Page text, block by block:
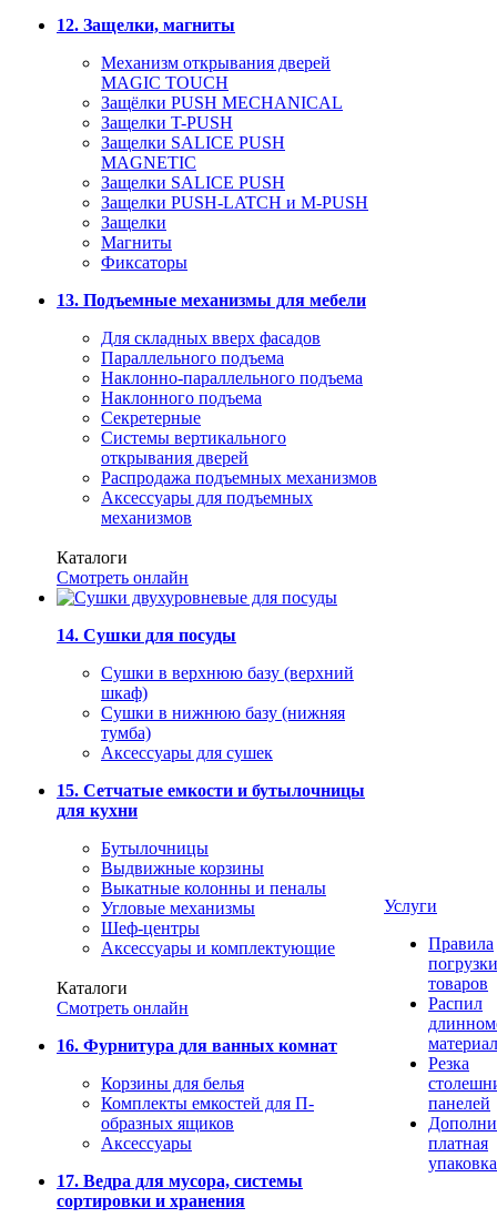
12. Защелки, магниты
Механизм открывания дверей
MAGIC TOUCH
Защёлки PUSH MECHANICAL
Защелки T-PUSH
Защелки SALICE PUSH
MAGNETIC
Защелки SALICE PUSH
Защелки PUSH-LATCH и M-PUSH
Защелки
Магниты
Фиксаторы
13. Подъемные механизмы для мебели
Для складных вверх фасадов
Параллельного подъема
Наклонно-параллельного подъема
Наклонного подъема
Секретерные
Системы вертикального
открывания дверей
Распродажа подъемных механизмов
Аксессуары для подъемных
механизмов
Каталоги
Смотреть онлайн
14. Сушки для посуды
Сушки в верхнюю базу (верхний
шкаф)
Сушки в нижнюю базу (нижняя
тумба)
Аксессуары для сушек
15. Сетчатые емкости и бутылочницы
для кухни
Бутылочницы
Выдвижные корзины
Выкатные колонны и пеналы
Угловые механизмы
Шеф-центры
Аксессуары и комплектующие
Каталоги
Смотреть онлайн
16. Фурнитура для ванных комнат
Корзины для белья
Комплекты емкостей для П-
образных ящиков
Аксессуары
17. Ведра для мусора, системы
сортировки и хранения
Услуги
Правила
погрузки
товаров
Распил
Резка
панелей
платная
упаковка